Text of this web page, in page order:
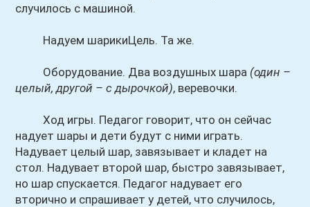
случилось с машиной.
Надуем шарикиЦель. Та же.
Оборудование. Два воздушных шара (один –
целый, другой – с дырочкой), веревочки.
Ход игры. Педагог говорит, что он сейчас
надует шары и дети будут с ними играть.
Надувает целый шар, завязывает и кладет на
стол. Надувает второй шар, быстро завязывает,
но шар спускается. Педагог надувает его
вторично и спрашивает у детей, что случилось,